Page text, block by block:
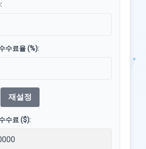
수료율 (%):
재설정
수료 ($):